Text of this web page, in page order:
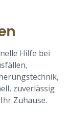
Hilfe bei
zuverlässig
Zuhause.